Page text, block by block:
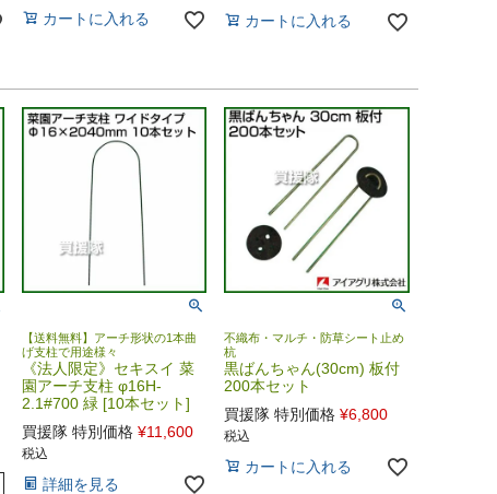
カートに入れる カートに入れる
【送料無料】アーチ形状の1本曲
げ支柱で用途様々
《法人限定》セキスイ 菜
園アーチ支柱 φ16H-
2.1#700 緑 [10本セット]
買援隊 特別価格 ¥11,600
税込
詳細を見る
不織布・マルチ・防草シート止め
杭
黒ばんちゃん(30cm) 板付
200本セット
買援隊 特別価格 ¥6,800
税込
カートに入れる